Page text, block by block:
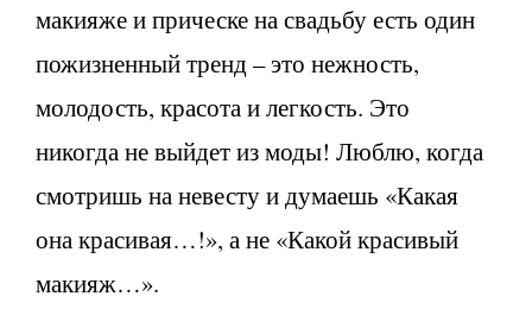
макияже и прическе на свадьбу есть один
пожизненный тренд – это нежность,
молодость, красота и легкость. Это
никогда не выйдет из моды! Люблю, когда
смотришь на невесту и думаешь «Какая
она красивая…!», а не «Какой красивый
макияж…».